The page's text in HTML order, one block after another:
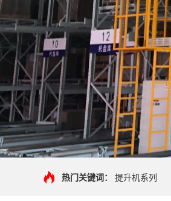
热门关键词： 提升机系列